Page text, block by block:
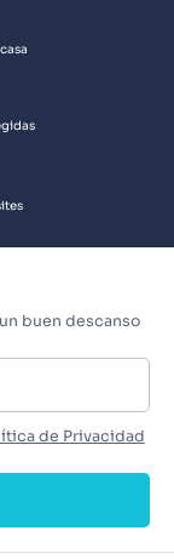
buen descanso
de Privacidad